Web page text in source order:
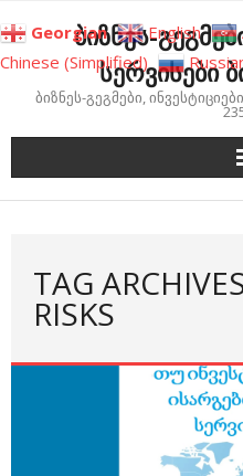
to
content
ბიზნეს-
სერვისები
ბიზნეს-გეგმები,
TAG
RISKS
Georgian English
Chinese (Simplified)